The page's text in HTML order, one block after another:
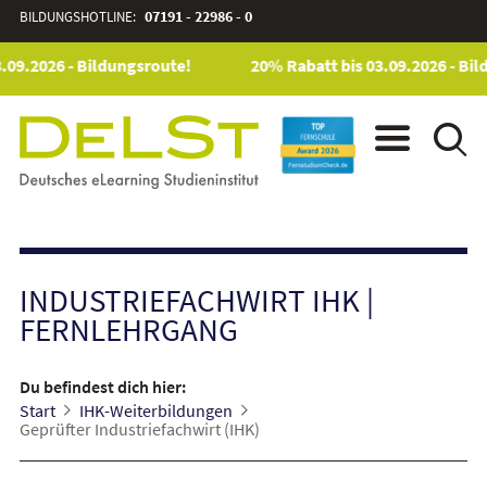
BILDUNGSHOTLINE: 07191 - 22986 - 0
- Bildungsroute! 20% Rabatt bis 03.09.2026 -
INDUSTRIEFACHWIRT IHK |
FERNLEHRGANG
Du befindest dich hier:
Start
IHK-Weiterbildungen
Geprüfter Industriefachwirt (IHK)